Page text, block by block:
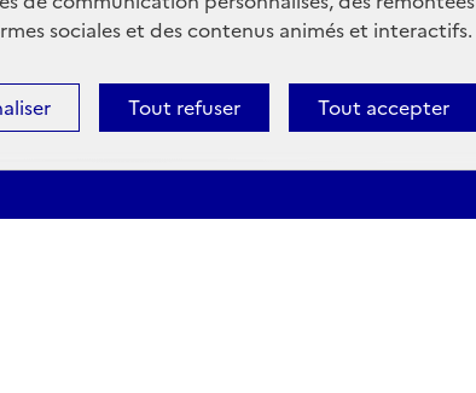
sociales et des contenus animés et interactifs.
Tout accepter
Tout refuser